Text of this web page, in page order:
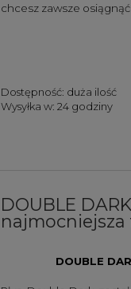
chcesz zawsze
Dostępność: duża ilość
Wysyłka w: 24 godziny
DOUBLE
najmocniejsza
DOUBLE